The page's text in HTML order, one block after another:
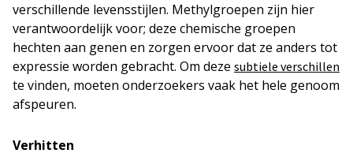
verschillende levensstijlen. Methylgroepen zijn hier
verantwoordelijk voor; deze chemische groepen
hechten aan genen en zorgen ervoor dat ze anders tot
expressie worden gebracht. Om deze subtiele verschillen
te vinden, moeten onderzoekers vaak het hele genoom
afspeuren.
Verhitten